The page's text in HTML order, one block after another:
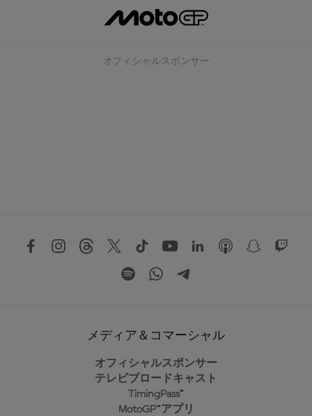
オフィシャルスポンサー
メディア＆コマーシャル
オフィシャルスポンサー
テレビブロードキャスト
TimingPass™
MotoGP™アプリ